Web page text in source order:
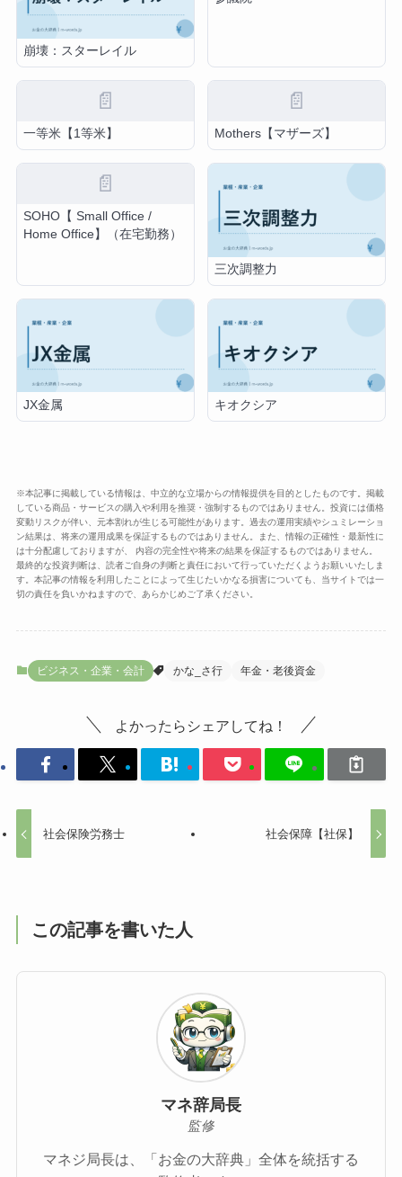
崩壊：スターレイル
📄
一等米【1等米】
📄
Mothers【マザーズ】
📄
SOHO【 Small Office /
Home Office】（在宅勤務）
三次調整力
JX金属 キオクシア
※本記事に掲載している情報は、中立的な立場からの情報提供を目的としたものです。掲載
している商品・サービスの購入や利用を推奨・強制するものではありません。投資には価格
変動リスクが伴い、元本割れが生じる可能性があります。過去の運用実績やシュミレーショ
ン結果は、将来の運用成果を保証するものではありません。また、情報の正確性・最新性に
は十分配慮しておりますが、 内容の完全性や将来の結果を保証するものではありません。
最終的な投資判断は、読者ご自身の判断と責任において行っていただくようお願いいたしま
す。本記事の情報を利用したことによって生じたいかなる損害についても、当サイトでは一
切の責任を負いかねますので、あらかじめご了承ください。
ビジネス・企業・会計 かな_さ行 年金・老後資金
よかったらシェアしてね！
社会保険労務士 社会保障【社保】
この記事を書いた人
マネ辞局長
監修
マネジ局長は、「お金の大辞典」全体を統括する